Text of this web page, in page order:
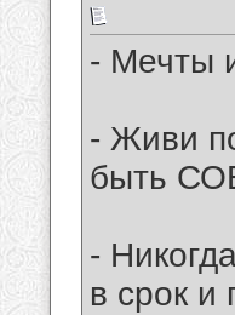
- Мечты
- Живи
быть
-
в срок и